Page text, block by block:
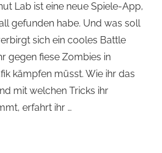
Spiele,
News
Lab ist eine neue Spiele-App,
gefunden habe. Und was soll
sich ein cooles Battle
gegen fiese Zombies in
kämpfen müsst. Wie ihr das
mit welchen Tricks ihr
erfahrt ihr …